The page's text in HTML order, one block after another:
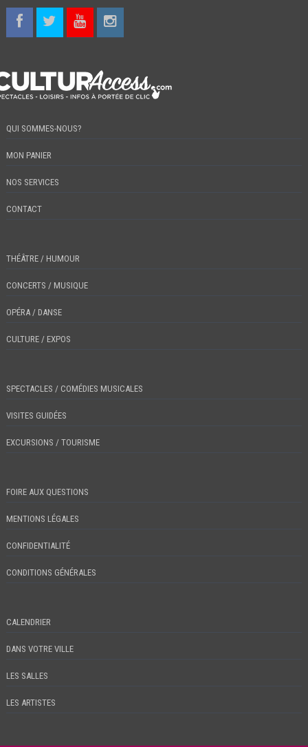
QUI SOMMES-NOUS?
MON PANIER
NOS SERVICES
CONTACT
THÉÂTRE / HUMOUR
CONCERTS / MUSIQUE
OPÉRA / DANSE
CULTURE / EXPOS
SPECTACLES / COMÉDIES MUSICALES
VISITES GUIDÉES
EXCURSIONS / TOURISME
FOIRE AUX QUESTIONS
MENTIONS LÉGALES
CONFIDENTIALITÉ
CONDITIONS GÉNÉRALES
CALENDRIER
DANS VOTRE VILLE
LES SALLES
LES ARTISTES